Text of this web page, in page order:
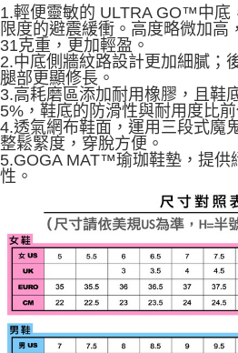
3.完整用戶服務條款，請詳閱以下連結：
1.輕便靈敏的 ULTRA GO™中底
限度的避震緩衝。高度略微加高
31克重，更加輕盈。
2.中底側牆紋路設計更加細膩；
腿部更顯修長。
3.高耗磨區添加耐用橡膠，且鞋
5%，鞋底的防滑性與耐用度比前
4.透氣網布鞋面，運用三段式魔
整鬆緊度，穿脫方便。
5.GOGA MAT™瑜珈鞋墊，提供
性。